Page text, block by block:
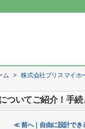
ム > 株式会社ブリスマイホ
ついてご紹介！手
≪ 前へ｜自由に設計でき